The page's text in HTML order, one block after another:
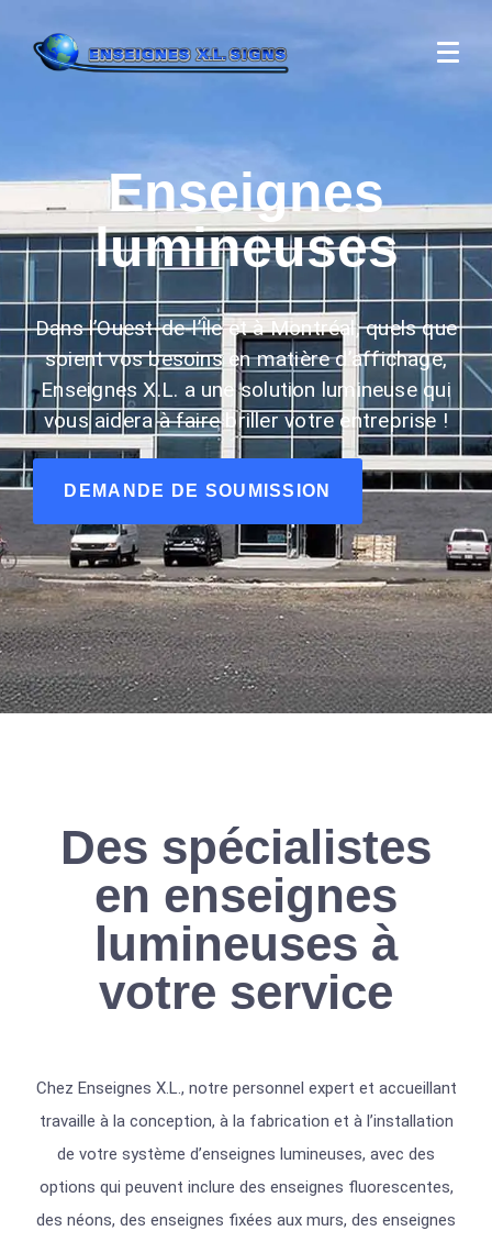
Enseignes
lumineuses
Dans l’Ouest-de-l’Île et à Montréal, quels que
soient vos besoins en matière d’affichage,
Enseignes X.L. a une solution lumineuse qui
vous aidera à faire briller votre entreprise !
DEMANDE DE SOUMISSION
Des spécialistes
en enseignes
lumineuses à
votre service
Chez Enseignes X.L., notre personnel expert et accueillant
travaille à la conception, à la fabrication et à l’installation
de votre système d’enseignes lumineuses, avec des
options qui peuvent inclure des enseignes fluorescentes,
des néons, des enseignes fixées aux murs, des enseignes